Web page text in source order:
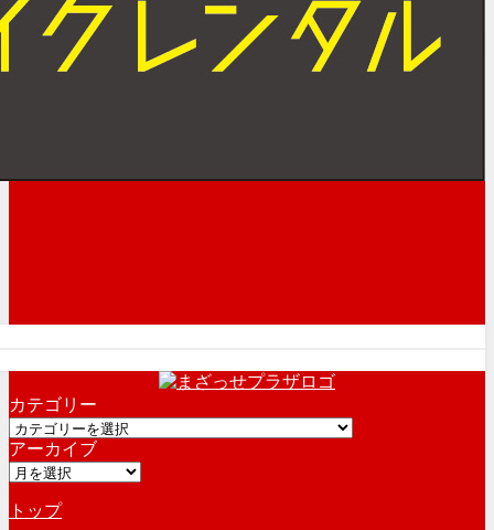
カテゴリー
カ
テ
ゴ
ー
アーカイブ
ア
カトップ